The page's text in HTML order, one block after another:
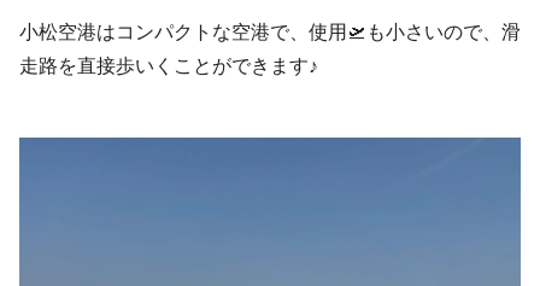
小松空港はコンパクトな空港で、使用🛫も小さいので、滑
走路を直接歩いくことができます♪